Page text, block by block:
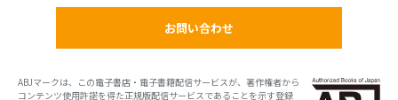
お問い合わせ
ABJマークは、この電子書店・電子書籍配信サービスが、著作権者から
コンテンツ使用許諾を得た正規版配信サービスであることを示す登録